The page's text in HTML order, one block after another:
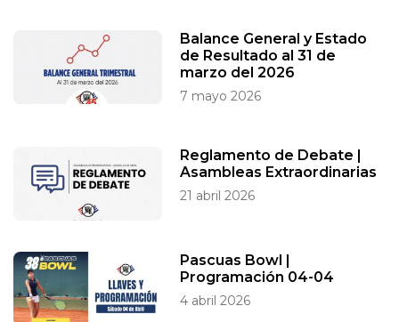
Balance General y Estado
de Resultado al 31 de
marzo del 2026
7 mayo 2026
Reglamento de Debate |
Asambleas Extraordinarias
21 abril 2026
Pascuas Bowl |
Programación 04-04
4 abril 2026